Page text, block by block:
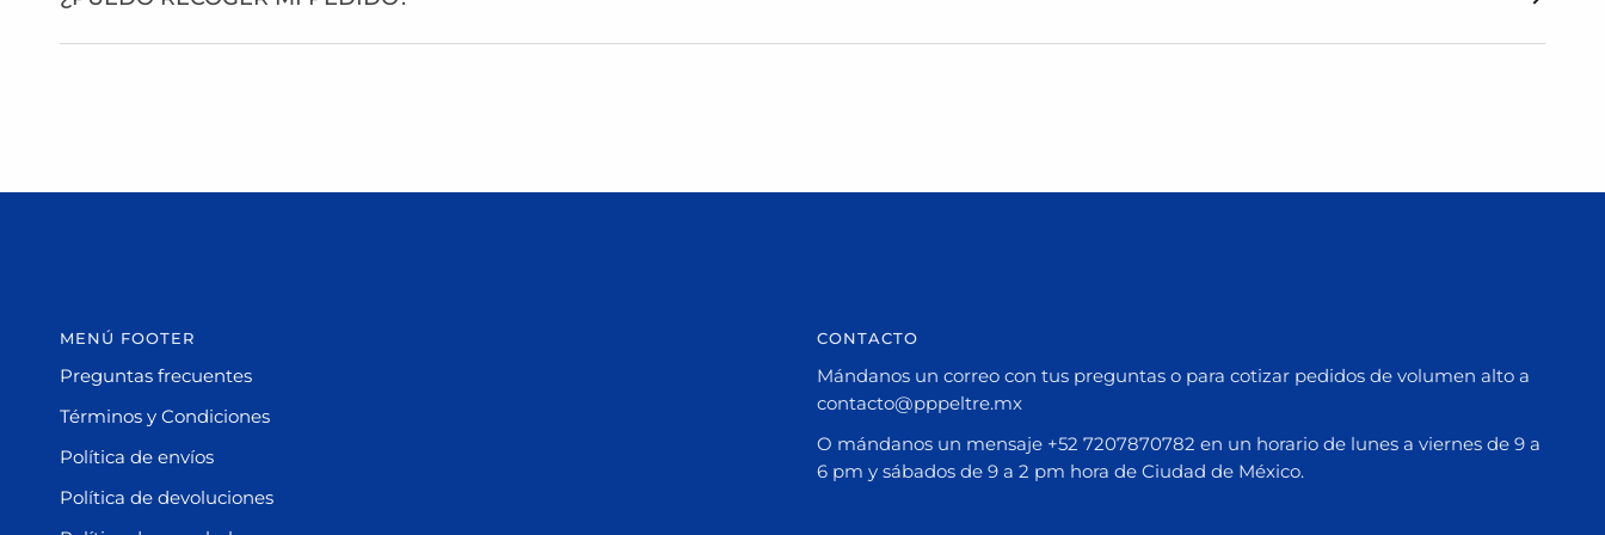
MENÚ FOOTER
Preguntas frecuentes
Términos y Condiciones
Política de envíos
Política de devoluciones
CONTACTO
Mándanos un correo con tus preguntas o para cotizar pedidos de volumen alto a
contacto@pppeltre.mx
O mándanos un mensaje +52 7207870782 en un horario de lunes a viernes de 9 a
6 pm y sábados de 9 a 2 pm hora de Ciudad de México.